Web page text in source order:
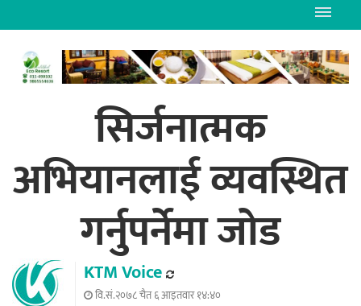
सिर्जनात्मक
अभियानलाई व्यवस्थित
गर्नुपर्नेमा जोड
KTM Voice
वि.सं.२०७८ चैत ६ आइतवार १४:४०